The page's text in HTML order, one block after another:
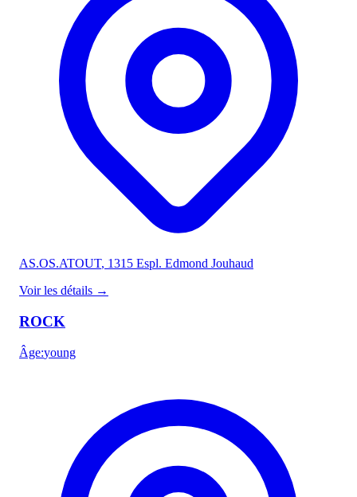
AS.OS.ATOUT, 1315 Espl. Edmond Jouhaud
Voir les détails →
ROCK
Âge:young